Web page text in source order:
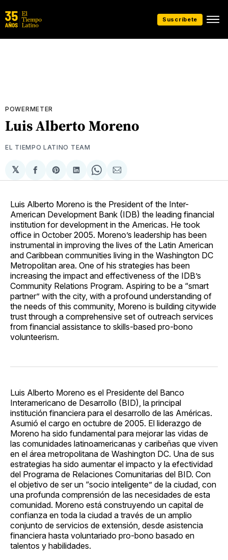
Suscríbete
POWERMETER
Luis Alberto Moreno
EL TIEMPO LATINO TEAM
𝕏
Compartir
en
Share
on
Compartir
en
Share
on
Compartir
via
Luis Alberto Moreno is the President of the Inter-
American Development Bank (IDB) the leading financial
institution for development in the Americas. He took
office in October 2005. Moreno’s leadership has been
instrumental in improving the lives of the Latin American
and Caribbean communities living in the Washington DC
Metropolitan area. One of his strategies has been
increasing the impact and effectiveness of the IDB’s
Community Relations Program. Aspiring to be a “smart
partner” with the city, with a profound understanding of
the needs of this community, Moreno is building citywide
trust through a comprehensive set of outreach services
from financial assistance to skills-based pro-bono
volunteerism.
Luis Alberto Moreno es el Presidente del Banco
Interamericano de Desarrollo (BID), la principal
institución financiera para el desarrollo de las Américas.
Asumió el cargo en octubre de 2005. El liderazgo de
Moreno ha sido fundamental para mejorar las vidas de
las comunidades latinoamericanas y caribeñas que viven
en el área metropolitana de Washington DC. Una de sus
estrategias ha sido aumentar el impacto y la efectividad
del Programa de Relaciones Comunitarias del BID. Con
el objetivo de ser un “socio inteligente” de la ciudad, con
una profunda comprensión de las necesidades de esta
comunidad. Moreno está construyendo un capital de
confianza en toda la ciudad a través de un amplio
conjunto de servicios de extensión, desde asistencia
financiera hasta voluntariado pro-bono basado en
talentos y habilidades.